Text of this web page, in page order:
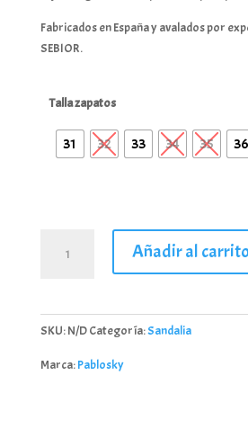
Fabricados en España y avalados por
SEBIOR.
Talla zapatos
31 32 33 34 35 36
Pablosky
508720
Añadir al
SKU:N/DCategoría:Sandalia
Marca:Pablosky